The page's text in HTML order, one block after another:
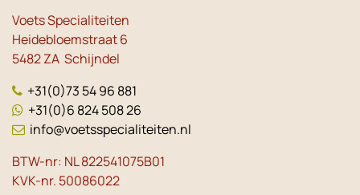
Voets Specialiteiten
Heidebloemstraat 6
5482 ZA Schijndel
+31(0)73 54 96 881
+31(0)6 824 508 26
info@voetsspecialiteiten.nl
BTW-nr: NL 822541075B01
KVK-nr. 50086022